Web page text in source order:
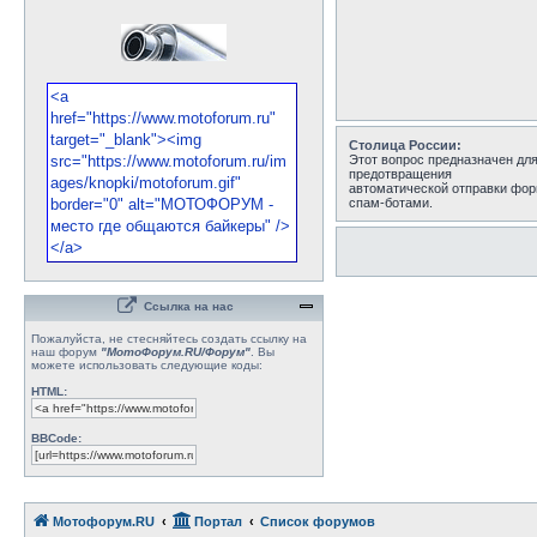
Столица России:
Этот вопрос предназначен для
предотвращения
автоматической отправки
спам-ботами.
Ссылка на нас
Пожалуйста, не стесняйтесь создать ссылку на
наш форум "МотоФорум.RU/Форум" . Вы
можете использовать следующие коды:
HTML:
BBCode:
Мотофорум.RU Портал Список форумов